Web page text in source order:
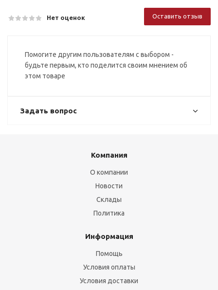
Нет оценок Оставить отзыв
Помогите другим пользователям с выбором -
будьте первым, кто поделится своим мнением об
этом товаре
Задать вопрос
Компания
О компании
Новости
Склады
Политика
Информация
Помощь
Условия оплаты
Условия доставки